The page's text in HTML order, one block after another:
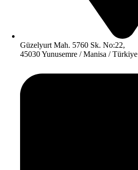
Güzelyurt Mah. 5760 Sk. No:22,
45030 Yunusemre / Manisa / Türkiye